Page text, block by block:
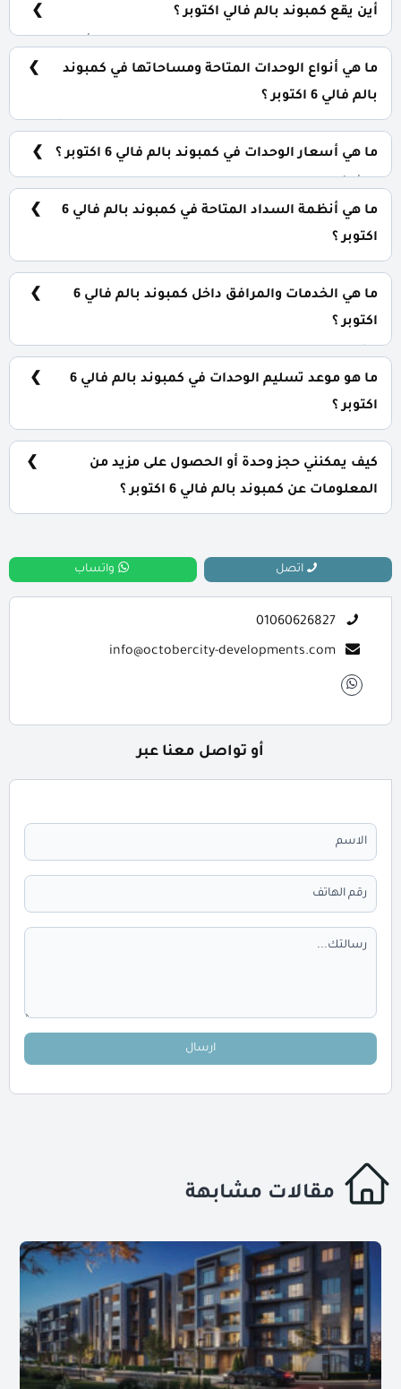
أين يقع كمبوند بالم فالي اكتوبر ؟
بواجهة علي محور 26 يوليو.
ما هي أنواع الوحدات المتاحة ومساحاتها في كمبوند
بالم فالي 6 اكتوبر ؟
توين هاوس: تبدأ من 249 متر²
ما هي أسعار الوحدات في كمبوند بالم فالي 6 اكتوبر ؟
والمساحة. الأسعار قابلة للتغيير حسب تطورات السوق.
ما هي أنظمة السداد المتاحة في كمبوند بالم فالي 6
اكتوبر ؟
ما هي الخدمات والمرافق داخل كمبوند بالم فالي 6
اكتوبر ؟
نادي اجتماعي، مناطق ترفيهية للأطفال، حمامات سباحة،
ومناطق تجارية.
ما هو موعد تسليم الوحدات في كمبوند بالم فالي 6
اكتوبر ؟
إمكانية التسليم نصف تشطيب أو تشطيب كامل حسب رغبة
العميل.
كيف يمكنني حجز وحدة أو الحصول على مزيد من
المعلومات عن كمبوند بالم فالي 6 اكتوبر ؟
اتصل واتساب
01060626827
info@octobercity-developments.com
أو تواصل معنا عبر
ارسال
مقالات مشابهة